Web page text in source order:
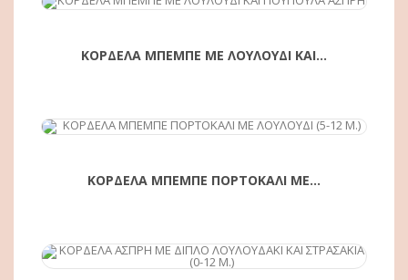
ΚΟΡΔΕΛΑ ΜΠΕΜΠΕ ΜΕ ΛΟΥΛΟΥΔΙ ΚΑΙ...
ΑΓΟΡΆ
ΚΟΡΔΕΛΑ ΜΠΕΜΠΕ ΠΟΡΤΟΚΑΛΙ ΜΕ...
ΑΓΟΡΆ